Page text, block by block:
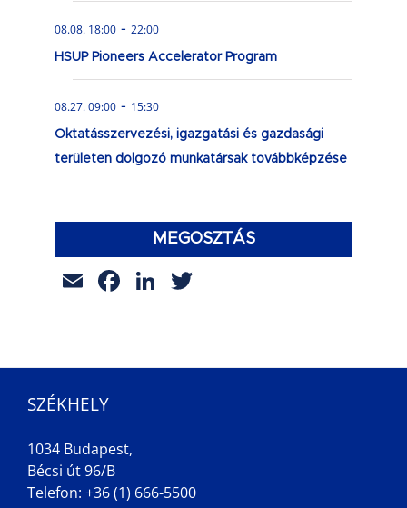
08.08. 18:00 - 22:00
HSUP Pioneers Accelerator Program
08.27. 09:00 - 15:30
Oktatásszervezési, igazgatási és gazdasági
területen dolgozó munkatársak továbbképzése
MEGOSZTÁS
EmailFacebook
LinkedIn
SZÉKHELY
1034 Budapest,
Bécsi út 96/B
Telefon: +36 (1) 666-5500